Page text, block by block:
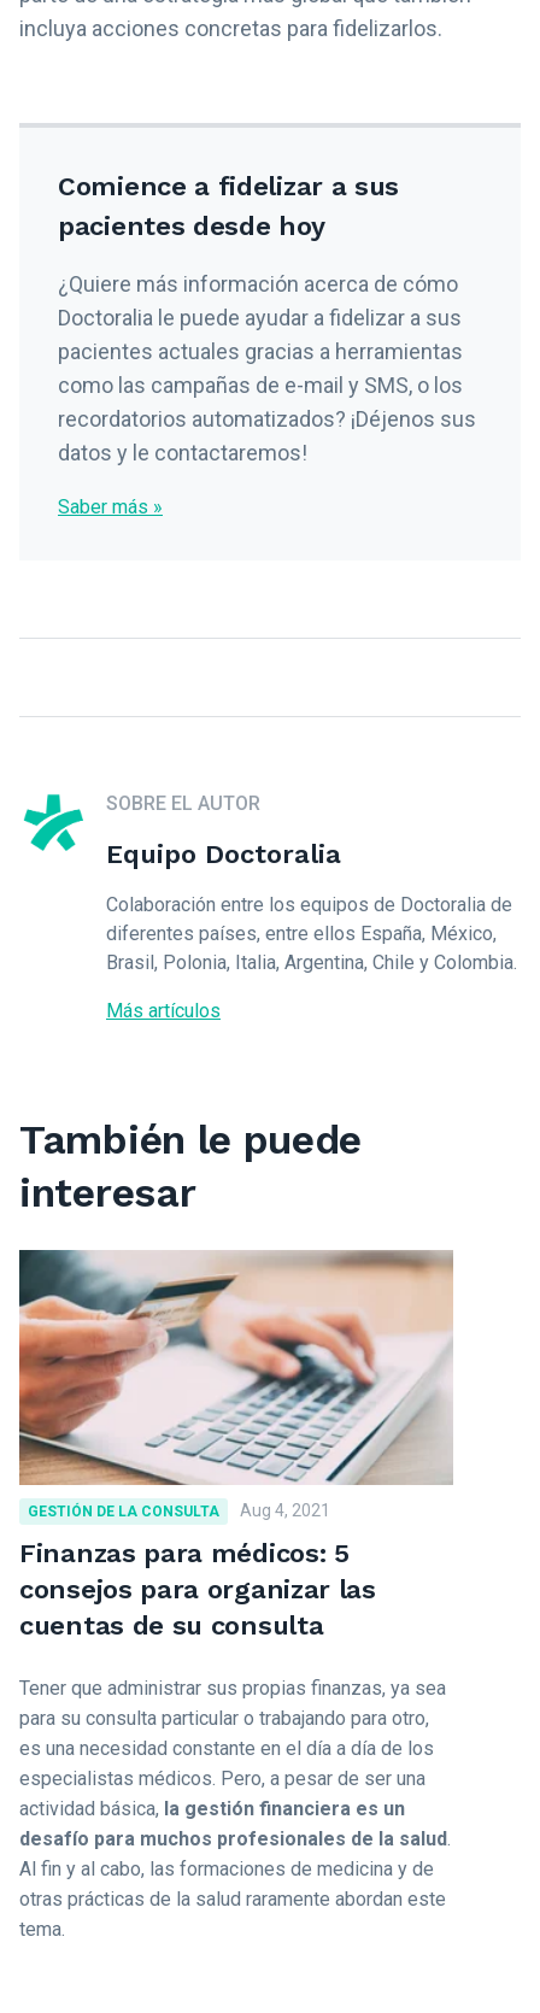
incluya acciones concretas para fidelizarlos.
Comience a fidelizar a sus
pacientes desde hoy
¿Quiere más información acerca de cómo
Doctoralia le puede ayudar a fidelizar a sus
pacientes actuales gracias a herramientas
como las campañas de e-mail y SMS, o los
recordatorios automatizados? ¡Déjenos sus
datos y le contactaremos!
Saber más »
SOBRE EL AUTOR
Equipo Doctoralia
Colaboración entre los equipos de Doctoralia de
diferentes países, entre ellos España, México,
Brasil, Polonia, Italia, Argentina, Chile y Colombia.
Más artículos
También le puede
interesar
GESTIÓN DE LA CONSULTA Aug 4, 2021
Finanzas para médicos: 5
consejos para organizar las
cuentas de su consulta
Tener que administrar sus propias finanzas, ya sea
para su consulta particular o trabajando para otro,
es una necesidad constante en el día a día de los
especialistas médicos. Pero, a pesar de ser una
actividad básica, la gestión financiera es un
desafío para muchos profesionales de la salud.
Al fin y al cabo, las formaciones de medicina y de
otras prácticas de la salud raramente abordan este
tema.